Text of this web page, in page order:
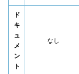
ド
キ
ュ
メ
ン
ト
なし